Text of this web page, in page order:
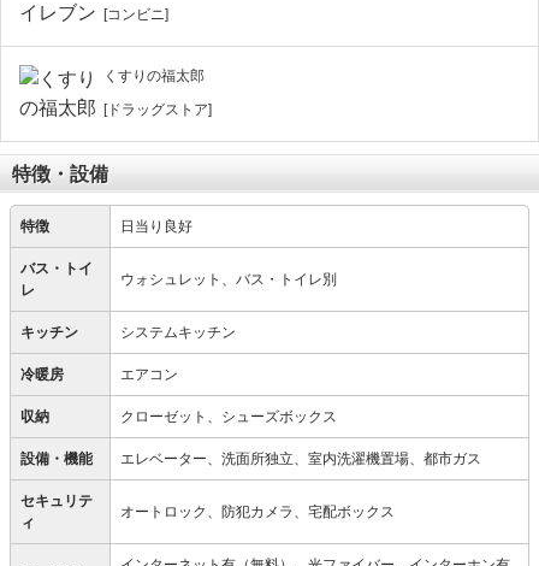
[コンビニ]
くすりの福太郎
[ドラッグストア]
特徴・設備
特徴 日当り良好
バス・トイ
レ
ウォシュレット、バス・トイレ別
キッチン システムキッチン
冷暖房 エアコン
収納 クローゼット、シューズボックス
設備・機能 エレベーター、洗面所独立、室内洗濯機置場、都市ガス
セキュリテ
ィ
オートロック、防犯カメラ、宅配ボックス